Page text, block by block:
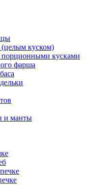
(целым куском)
порционными кусками
фарша
и манты